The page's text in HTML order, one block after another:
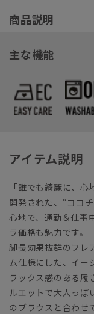
商品説明
主な機能
アイテム説明
「誰でも綺麗に、
開発された、“ココ
心地で、通勤＆仕事
ラ価格も魅力です。
脚長効果抜群のフレ
ム仕様にした、イ
ラックス感のある履
ルエットで大人っぽ
のブラウスと合わ